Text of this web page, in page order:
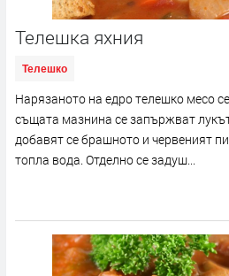
Телешка яхния
Телешко
Нарязаното на едро телешко месо
същата мазнина се запържват
добавят се брашното и червеният
топла вода. Отделно се задуш...